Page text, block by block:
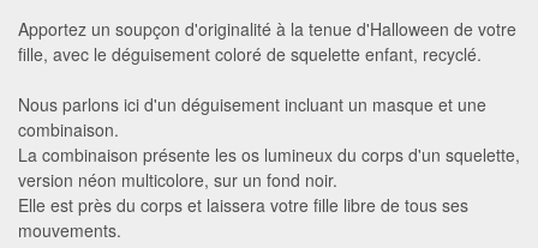
Apportez un soupçon d'originalité à la tenue d'Halloween de votre
fille, avec le déguisement coloré de squelette enfant, recyclé.
Nous parlons ici d'un déguisement incluant un masque et une
combinaison.
La combinaison présente les os lumineux du corps d'un squelette,
version néon multicolore, sur un fond noir.
Elle est près du corps et laissera votre fille libre de tous ses
mouvements.